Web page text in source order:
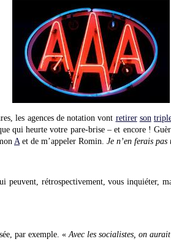
les agences de notation vont retirer son
qui heurte votre pare-brise – et encore !
A et de m’appeler Romin. Je n’en ferais pas
rétrospectivement, vous inquiéter,
par exemple. «Avec les socialistes, on